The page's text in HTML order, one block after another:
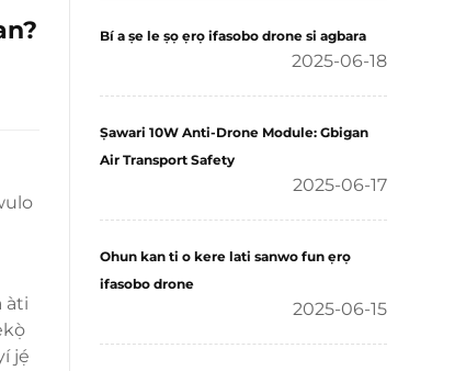
àti
jẹ́
Bí a ṣe le ṣọ ẹrọ ifasobo drone si agbara
2025-06-18
Ṣawari 10W Anti-Drone Module: Gbigan
Air Transport Safety
2025-06-17
Ohun kan ti o kere lati sanwo fun ẹrọ
ifasobo drone
2025-06-15